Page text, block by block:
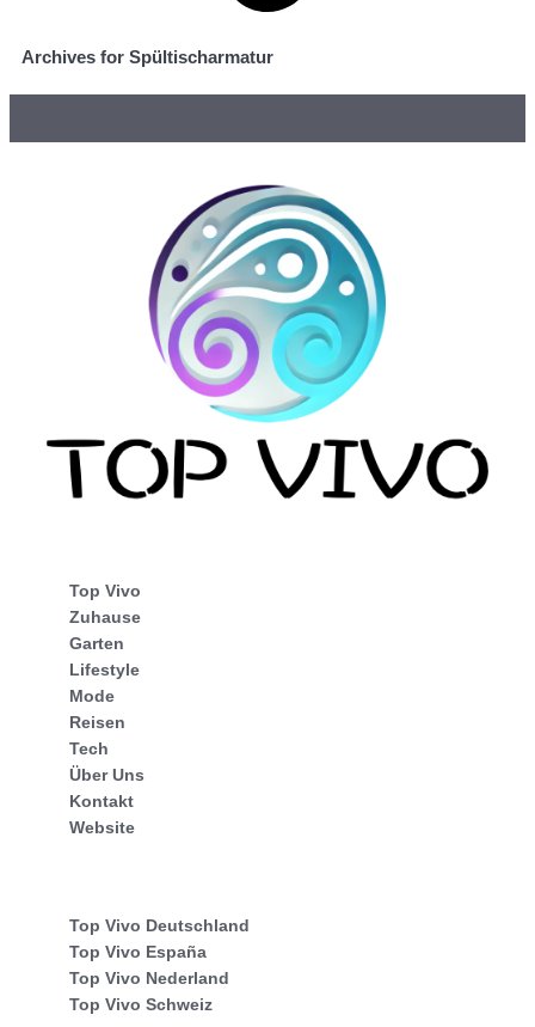
Archives for Spültischarmatur
Top Vivo
Zuhause
Garten
Lifestyle
Mode
Reisen
Tech
Über Uns
Kontakt
Website
Top Vivo Deutschland
Top Vivo España
Top Vivo Nederland
Top Vivo Schweiz